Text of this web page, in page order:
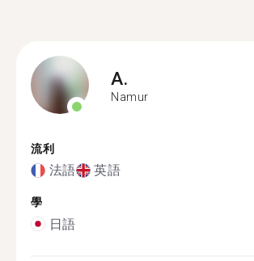
A.
Namur
流利
法語 英語
學
日語